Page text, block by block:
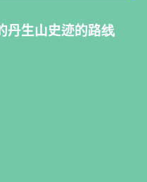
丹生山史迹的路线